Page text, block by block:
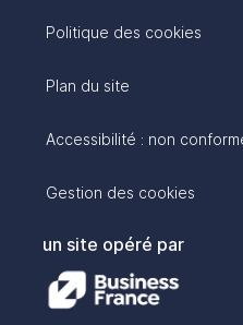
Politique des cookies
Plan du site
Accessibilité : non
Gestion des cookies
un site opéré par